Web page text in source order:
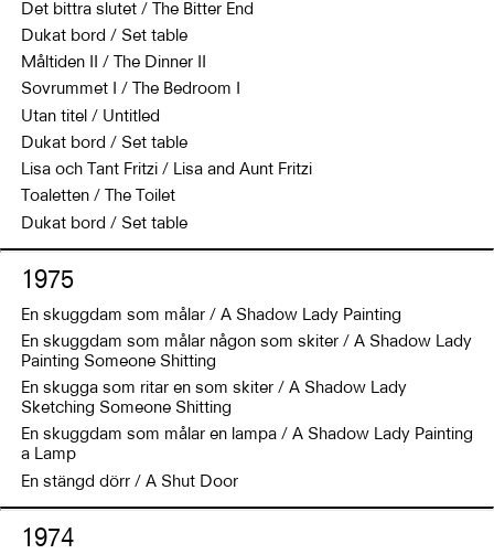
Det bittra slutet / The Bitter End
Dukat bord / Set table
Måltiden II / The Dinner II
Sovrummet I / The Bedroom I
Utan titel / Untitled
Dukat bord / Set table
Lisa och Tant Fritzi / Lisa and Aunt Fritzi
Toaletten / The Toilet
Dukat bord / Set table
1975
En skuggdam som målar / A Shadow Lady Painting
En skuggdam som målar någon som skiter / A Shadow Lady
Painting Someone Shitting
En skugga som ritar en som skiter / A Shadow Lady
Sketching Someone Shitting
En skuggdam som målar en lampa / A Shadow Lady Painting
a Lamp
En stängd dörr / A Shut Door
1974